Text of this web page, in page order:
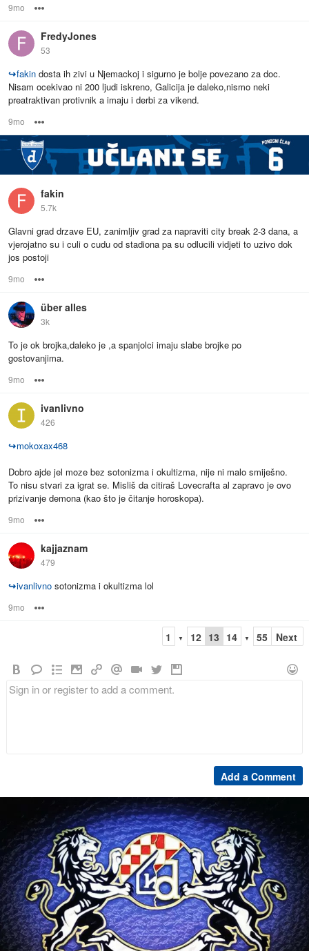
9mo
FredyJones
53
↪fakin dosta ih zivi u Njemackoj i sigurno je bolje povezano za doc.
Nisam ocekivao ni 200 ljudi iskreno, Galicija je daleko,nismo neki
preatraktivan protivnik a imaju i derbi za vikend.
9mo
fakin
5.7k
Glavni grad drzave EU, zanimljiv grad za napraviti city break 2-3 dana, a
vjerojatno su i culi o cudu od stadiona pa su odlucili vidjeti to uzivo dok
jos postoji
9mo
über alles
3k
To je ok brojka,daleko je ,a spanjolci imaju slabe brojke po
gostovanjima.
9mo
ivanlivno
426
↪mokoxax468
Dobro ajde jel moze bez sotonizma i okultizma, nije ni malo smiješno.
To nisu stvari za igrat se. Misliš da citiraš Lovecrafta al zapravo je ovo
prizivanje demona (kao što je čitanje horoskopa).
9mo
kajjaznam
479
↪ivanlivno sotonizma i okultizma lol
9mo
1 ▼ 12 13 14 ▼ 55 Next
Add a Comment